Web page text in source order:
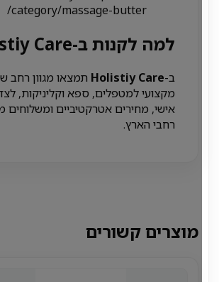
category/massage-butter/
למה לקנות ב-Holistiy Care?
Holistiy Careתמצאו מגוון רחב של
מקצועי למטפלים, ספא וקליניקות, לצד
אישי, מחירים אטרקטיביים ומשלוחים
רחבי הארץ.
מוצרים קשורים